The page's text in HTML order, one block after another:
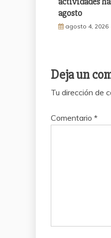
agosto
agosto 4, 2026
Deja un
Tu dirección de
Comentario *